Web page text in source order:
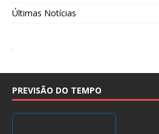
Últimas Notícias
PREVISÃO DO TEMPO